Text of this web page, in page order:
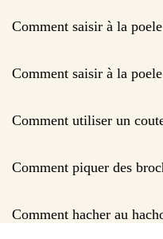
Comment saisir à la
Comment saisir à la
Comment utiliser un
Comment piquer des
Comment hacher au